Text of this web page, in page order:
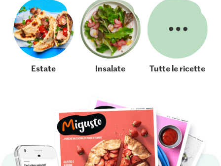
Estate Insalate Tutte le ricette